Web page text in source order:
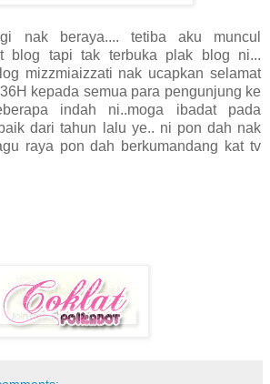
nak beraya.... tetiba aku muncul
blog tapi tak terbuka plak blog ni...
mizzmiaizzati nak ucapkan selamat
kepada semua para pengunjung ke
indah ni..moga ibadat pada
dari tahun lalu ye.. ni pon dah nak
raya pon dah berkumandang kat tv